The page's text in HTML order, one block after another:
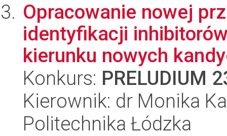
Opracowanie nowej
identyfikacji
kierunku nowych
Konkurs: PRELUDIUM
Kierownik: dr Monika
Politechnika Łódzka